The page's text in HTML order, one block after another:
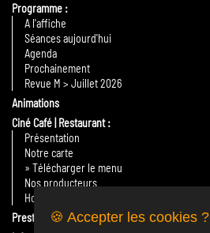
Programme
A l'affiche
Séances aujourd'hui
Agenda
Prochainement
Revue M > Juillet 2026
Animations
Ciné Café | Restaurant
Présentation
Notre carte
» Télécharger le menu
Nos producteurs
Horaires
Prestations🍪 Accepter les cookies ?